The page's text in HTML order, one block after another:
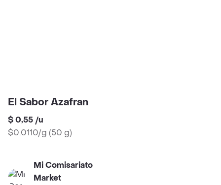
El Sabor Azafran
$ 0,55 /u
$0.0110/g (50 g)
Mi Comisariato
Market